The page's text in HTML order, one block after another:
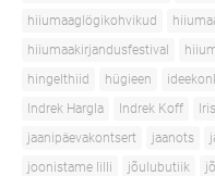
hiiumaaglögikohvikud
hiiumaakirjandusfestival
hingelthiid
hügieen
Indrek Hargla
Indrek Koff
jaanipäevakontsert
jaanots
joonistame lilli
jõulubutiik